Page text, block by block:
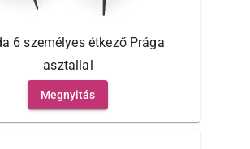
6 személyes étkező Prága
asztallal
Megnyitás